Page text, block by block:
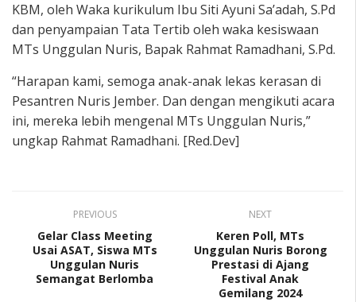
KBM, oleh Waka kurikulum Ibu Siti Ayuni Sa’adah, S.Pd
dan penyampaian Tata Tertib oleh waka kesiswaan
MTs Unggulan Nuris, Bapak Rahmat Ramadhani, S.Pd.
“Harapan kami, semoga anak-anak lekas kerasan di
Pesantren Nuris Jember. Dan dengan mengikuti acara
ini, mereka lebih mengenal MTs Unggulan Nuris,”
ungkap Rahmat Ramadhani. [Red.Dev]
PREVIOUS
Gelar Class Meeting
Usai ASAT, Siswa MTs
Unggulan Nuris
Semangat Berlomba
NEXT
Keren Poll, MTs
Unggulan Nuris Borong
Prestasi di Ajang
Festival Anak
Gemilang 2024